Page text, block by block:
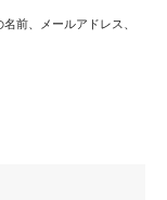
前、メールアドレス、